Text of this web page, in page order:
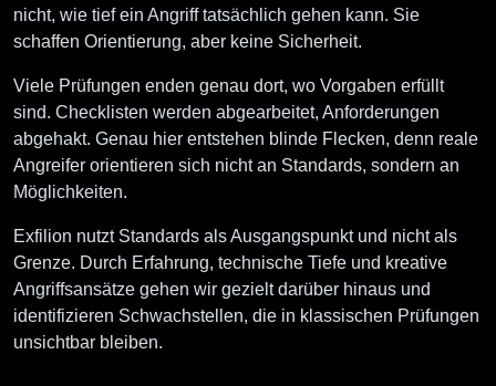
nicht, wie tief ein Angriff tatsächlich gehen kann. Sie
schaffen Orientierung, aber keine Sicherheit.
Viele Prüfungen enden genau dort, wo Vorgaben erfüllt
sind. Checklisten werden abgearbeitet, Anforderungen
abgehakt. Genau hier entstehen blinde Flecken, denn reale
Angreifer orientieren sich nicht an Standards, sondern an
Möglichkeiten.
Exfilion nutzt Standards als Ausgangspunkt und nicht als
Grenze. Durch Erfahrung, technische Tiefe und kreative
Angriffsansätze gehen wir gezielt darüber hinaus und
identifizieren Schwachstellen, die in klassischen Prüfungen
unsichtbar bleiben.